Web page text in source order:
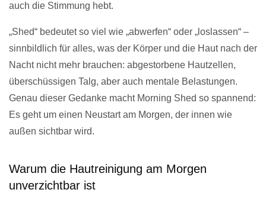
auch die Stimmung hebt.
„Shed“ bedeutet so viel wie „abwerfen“ oder „loslassen“ –
sinnbildlich für alles, was der Körper und die Haut nach der
Nacht nicht mehr brauchen: abgestorbene Hautzellen,
überschüssigen Talg, aber auch mentale Belastungen.
Genau dieser Gedanke macht Morning Shed so spannend:
Es geht um einen Neustart am Morgen, der innen wie
außen sichtbar wird.
Warum die Hautreinigung am Morgen
unverzichtbar ist